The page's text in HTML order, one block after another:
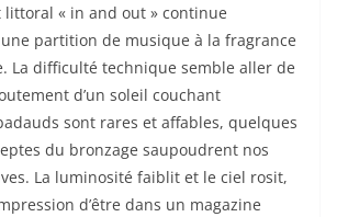
littoral « in and out » continue
partition de musique à la fragrance
La difficulté technique semble aller de
d’un soleil couchant
sont rares et affables, quelques
du bronzage saupoudrent nos
La luminosité faiblit et le ciel rosit,
d’être dans un magazine